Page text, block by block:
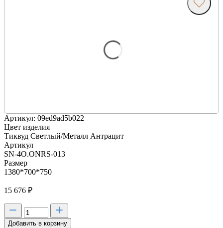
Артикул: 09ed9ad5b022
Цвет изделия
Тиквуд Светлый/Металл Антрацит
Артикул
SN-4O.ONRS-013
Размер
1380*700*750
15 676 ₽
Добавить в корзину